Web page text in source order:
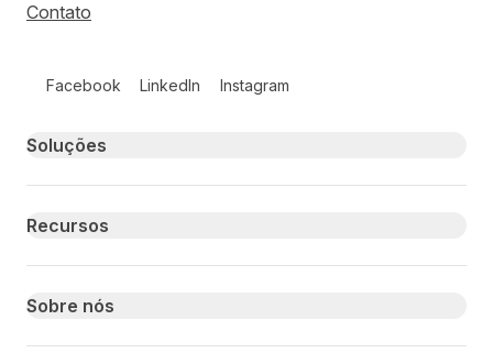
Contato
Facebook LinkedIn Instagram
Primary footer navigation
Soluções
Recursos
Sobre nós